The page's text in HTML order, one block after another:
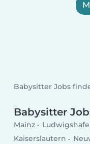
Babysitter Jobs
Babysitter
Mainz
Kaiserslautern